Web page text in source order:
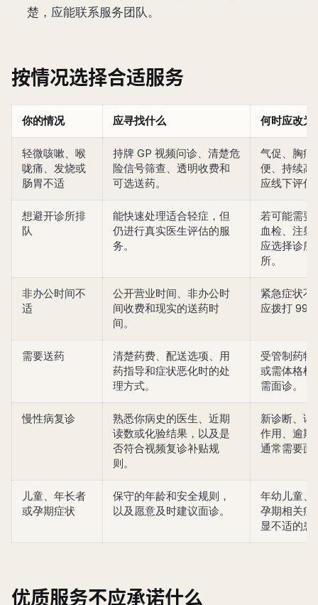
楚，应能联系服务团队。
按情况选择合适服务
你的情况 应寻找什么 何时应改为
轻微咳嗽、喉
咙痛、发烧或
肠胃不适
持牌 GP 视频问诊、清楚危
险信号筛查、透明收费和
可选送药。
气促、胸痛
便、持续高
应线下评估
想避开诊所排
队
能快速处理适合轻症，但
仍进行真实医生评估的服
务。
若可能需要
血检、注射
应选择诊所
所。
非办公时间不
适
公开营业时间、非办公时
间收费和现实的送药时
间。
紧急症状不
应拨打 995
需要送药
清楚药费、配送选项、用
药指导和症状恶化时的处
理方式。
受管制药物
或需体格检
需面诊。
慢性病复诊
熟悉你病史的医生、近期
读数或化验结果，以及是
否符合视频复诊补贴规
则。
新诊断、读
作用、逾期
通常需要面
儿童、年长者
或孕期症状
保守的年龄和安全规则，
以及愿意及时建议面诊。
年幼儿童、
孕期相关症
显不适的患
优质服务不应承诺什么